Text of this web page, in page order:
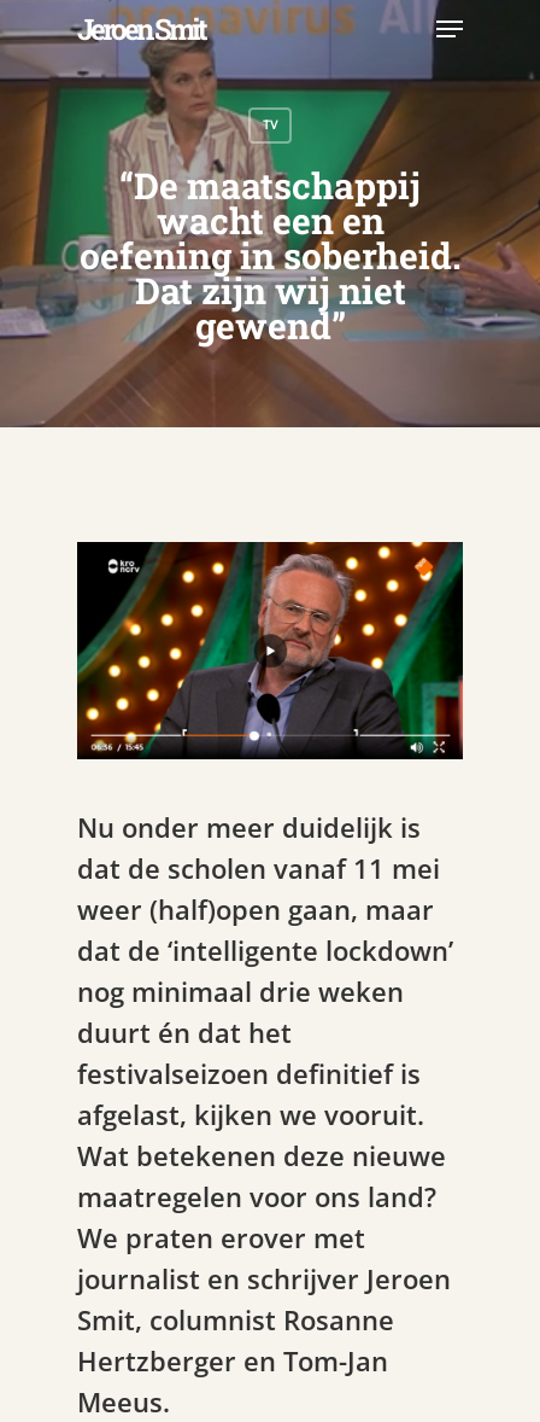
to
main
content
Jeroen Smit Menu
TV
“De maatschappij
wacht een en
oefening in soberheid.
Dat zijn wij niet
gewend”
Nu onder meer duidelijk is
dat de scholen vanaf 11 mei
weer (half)open gaan, maar
dat de ‘intelligente lockdown’
nog minimaal drie weken
duurt én dat het
festivalseizoen definitief is
afgelast, kijken we vooruit.
Wat betekenen deze nieuwe
maatregelen voor ons land?
We praten erover met
journalist en schrijver Jeroen
Smit, columnist Rosanne
Hertzberger en Tom-Jan
Meeus.